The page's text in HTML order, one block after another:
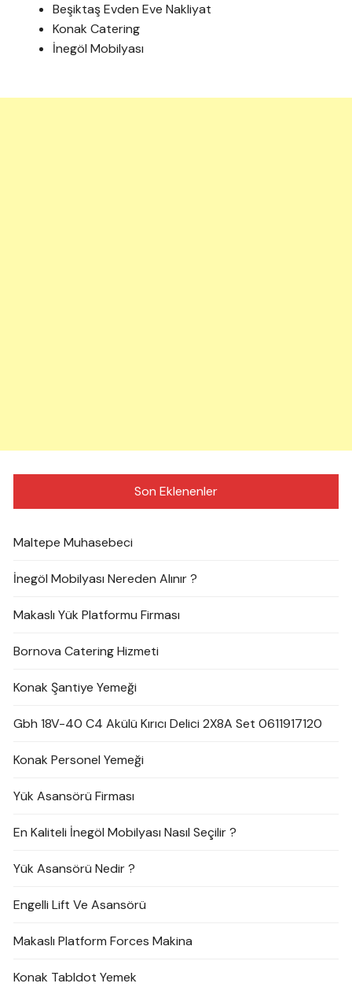
Beşiktaş Evden Eve Nakliyat
Konak Catering
İnegöl Mobilyası
Son Eklenenler
Maltepe Muhasebeci
İnegöl Mobilyası Nereden Alınır ?
Makaslı Yük Platformu Firması
Bornova Catering Hizmeti
Konak Şantiye Yemeği
Gbh 18V-40 C4 Akülü Kırıcı Delici 2X8A Set 0611917120
Konak Personel Yemeği
Yük Asansörü Firması
En Kaliteli İnegöl Mobilyası Nasıl Seçilir ?
Yük Asansörü Nedir ?
Engelli Lift Ve Asansörü
Makaslı Platform Forces Makina
Konak Tabldot Yemek